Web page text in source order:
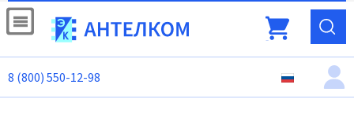
8 (800) 550-12-98